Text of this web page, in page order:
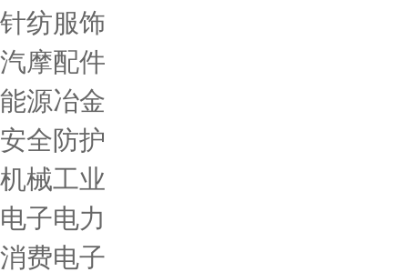
针纺服饰
汽摩配件
能源冶金
安全防护
机械工业
电子电力
消费电子